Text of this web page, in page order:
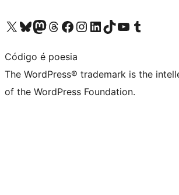
Visit our X (formerly Twitter) account
Visit our Bluesky account
Visit our Mastodon account
Visit our Threads account
Visit our Facebook page
Visit our Instagram account
Visit our LinkedIn account
Visit our TikTok account
Visit our YouTube channel
Visit our Tumblr account
Código é poesia
The WordPress® trademark is the
of the WordPress Foundation.